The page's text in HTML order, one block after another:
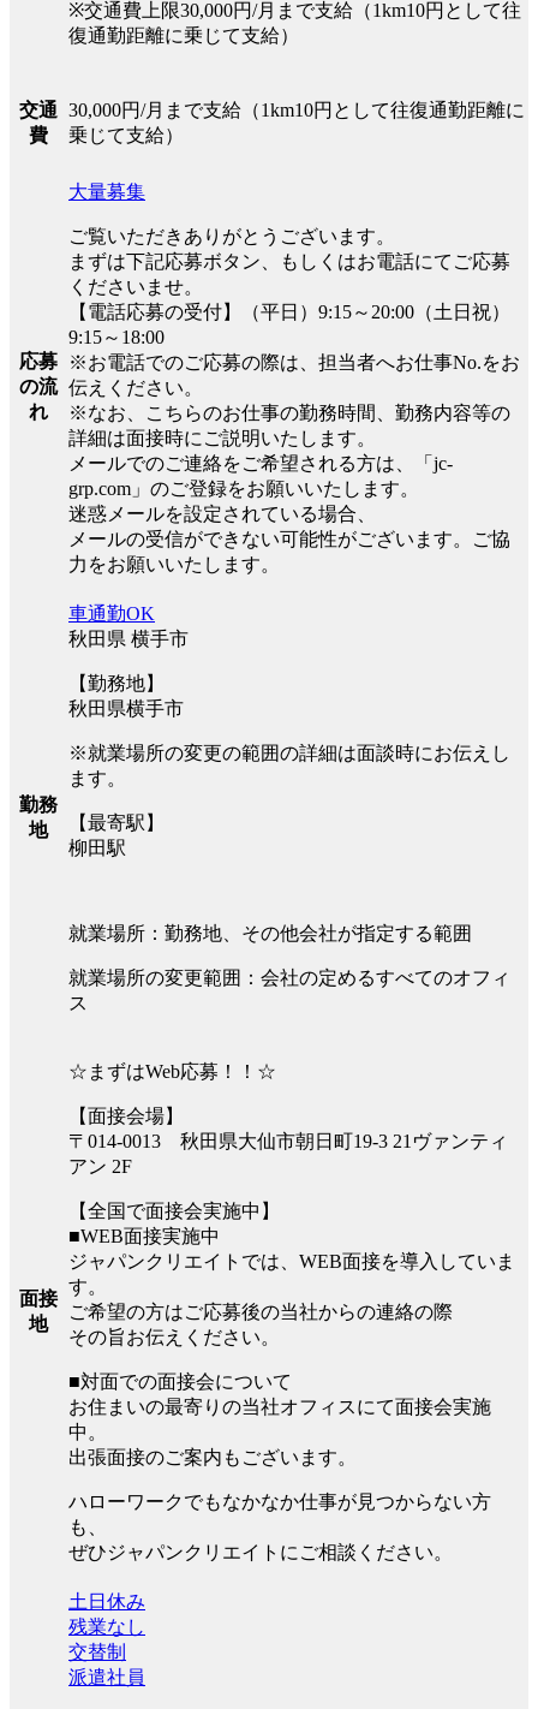
※交通費上限30,000円/月まで支給（1km10円として往
復通勤距離に乗じて支給）
交通
費
30,000円/月まで支給（1km10円として往復通勤距離に
乗じて支給）
応募
の流
れ
大量募集
ご覧いただきありがとうございます。
まずは下記応募ボタン、もしくはお電話にてご応募
くださいませ。
【電話応募の受付】（平日）9:15～20:00（土日祝）
9:15～18:00
※お電話でのご応募の際は、担当者へお仕事No.をお
伝えください。
※なお、こちらのお仕事の勤務時間、勤務内容等の
詳細は面接時にご説明いたします。
メールでのご連絡をご希望される方は、「jc-
grp.com」のご登録をお願いいたします。
迷惑メールを設定されている場合、
メールの受信ができない可能性がございます。ご協
力をお願いいたします。
勤務
地
車通勤OK
秋田県 横手市
【勤務地】
秋田県横手市
※就業場所の変更の範囲の詳細は面談時にお伝えし
ます。
【最寄駅】
柳田駅
就業場所：勤務地、その他会社が指定する範囲
就業場所の変更範囲：会社の定めるすべてのオフィ
ス
面接
地
☆まずはWeb応募！！☆
【面接会場】
〒014-0013 秋田県大仙市朝日町19-3 21ヴァンティ
アン 2F
【全国で面接会実施中】
■WEB面接実施中
ジャパンクリエイトでは、WEB面接を導入していま
す。
ご希望の方はご応募後の当社からの連絡の際
その旨お伝えください。
■対面での面接会について
お住まいの最寄りの当社オフィスにて面接会実施
中。
出張面接のご案内もございます。
ハローワークでもなかなか仕事が見つからない方
も、
ぜひジャパンクリエイトにご相談ください。
土日休み
残業なし
交替制
派遣社員